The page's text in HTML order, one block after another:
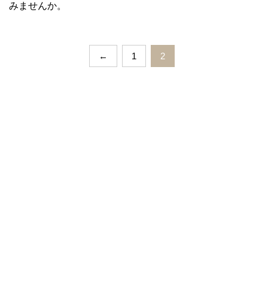
みませんか。
← 1 2